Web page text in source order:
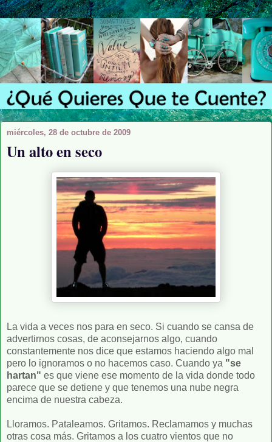
miércoles, 28 de octubre de 2009
Un alto en seco
La vida a veces nos para en seco. Si cuando se cansa de
advertirnos cosas, de aconsejarnos algo, cuando
constantemente nos dice que estamos haciendo algo mal
pero lo ignoramos o no hacemos caso. Cuando ya "se
hartan" es que viene ese momento de la vida donde todo
parece que se detiene y que tenemos una nube negra
encima de nuestra cabeza.
Lloramos. Pataleamos. Gritamos. Reclamamos y muchas
otras cosa más. Gritamos a los cuatro vientos que no